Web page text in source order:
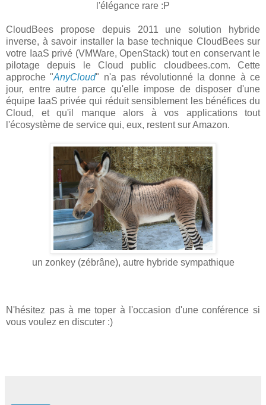
l'élégance rare :P
CloudBees propose depuis 2011 une solution hybride
inverse, à savoir installer la base technique CloudBees sur
votre IaaS privé (VMWare, OpenStack) tout en conservant le
pilotage depuis le Cloud public cloudbees.com. Cette
approche "AnyCloud" n'a pas révolutionné la donne à ce
jour, entre autre parce qu'elle impose de disposer d'une
équipe IaaS privée qui réduit sensiblement les bénéfices du
Cloud, et qu'il manque alors à vos applications tout
l'écosystème de service qui, eux, restent sur Amazon.
un zonkey (zébrâne), autre hybride sympathique
N'hésitez pas à me toper à l'occasion d'une conférence si
vous voulez en discuter :)